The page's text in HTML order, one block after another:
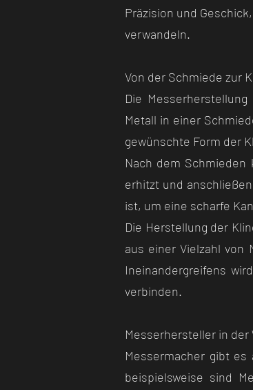
Präzision und
verwandeln.
Von der Schmiede zur
Die
Metall in einer
gewünschte Form der
Nach dem
erhitzt und
ist, um eine scharfe
Die Herstellung der
aus einer Vielzahl von
Ineinandergreifens
verbinden.
Messerhersteller in der
Messermacher gibt
beispielsweise sind